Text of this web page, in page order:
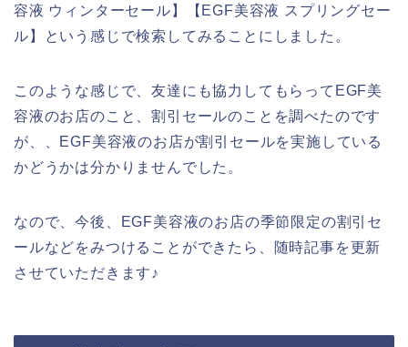
容液 ウィンターセール】【EGF美容液 スプリングセー
ル】という感じで検索してみることにしました。
このような感じで、友達にも協力してもらってEGF美
容液のお店のこと、割引セールのことを調べたのです
が、、EGF美容液のお店が割引セールを実施している
かどうかは分かりませんでした。
なので、今後、EGF美容液のお店の季節限定の割引セ
ールなどをみつけることができたら、随時記事を更新
させていただきます♪